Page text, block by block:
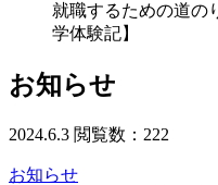
就職するための道の
学体験記】
お知らせ
2024.6.3 閲覧数：222
お知らせ